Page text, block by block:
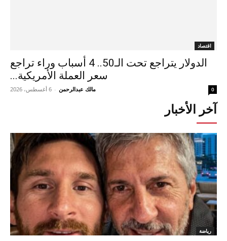
اقتصاد
الدولار يتراجع تحت الـ50.. 4 أسباب وراء تراجع
سعر العملة الأمريكية...
مالك عبدالرحمن - 6 أغسطس، 2026 0
آخر الأخبار
رياضة